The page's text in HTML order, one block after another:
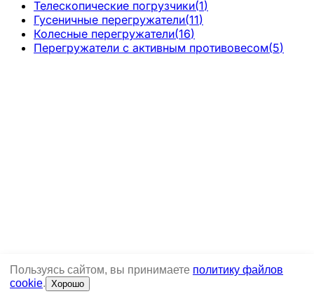
Телескопические погрузчики(1)
Гусеничные перегружатели(11)
Колесные перегружатели(16)
Перегружатели с активным противовесом(5)
Пользуясь сайтом, вы принимаете политику файлов
cookie. Хорошо